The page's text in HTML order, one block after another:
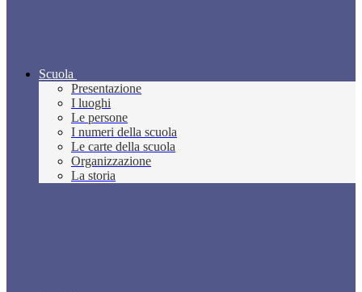
Scuola
Presentazione
I luoghi
Le persone
I numeri della scuola
Le carte della scuola
Organizzazione
La storia